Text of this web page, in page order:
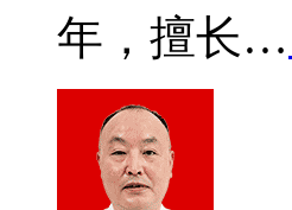
年，擅长…